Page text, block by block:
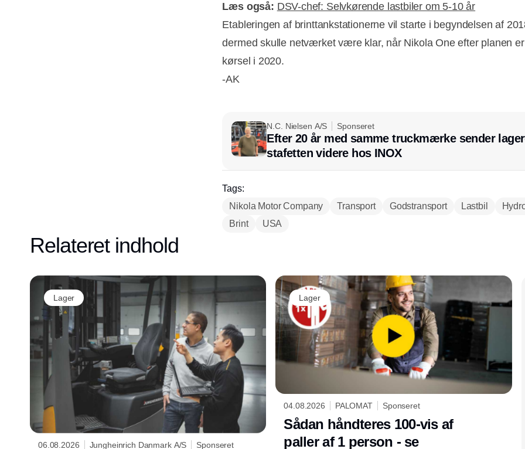
Læs også: DSV-chef: Selvkørende lastbiler om 5-10 år
Etableringen af brinttankstationerne vil starte i begyndelsen af
dermed skulle netværket være klar, når Nikola One efter planen
kørsel i 2020.
-AK
N.C. Nielsen A/S Sponseret
Efter 20 år med samme truckmærke sender
stafetten videre hos INOX
Tags:
Nikola Motor Company
Transport Godstransport Lastbil
Brint
USA
Relateret indhold
Lager
06.08.2026 Jungheinrich Danmark A/S Sponseret
Lager
04.08.2026 PALOMAT Sponseret
Sådan håndteres 100-vis af
paller af 1 person - se